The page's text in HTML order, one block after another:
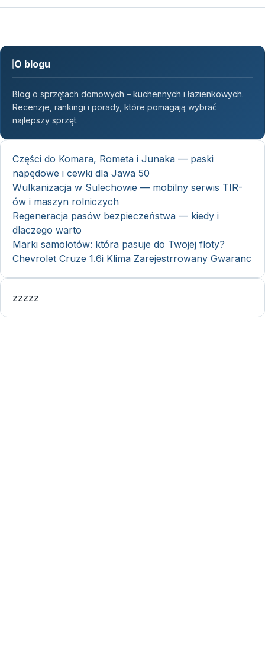
O blogu
Blog o sprzętach domowych – kuchennych i łazienkowych.
Recenzje, rankingi i porady, które pomagają wybrać
najlepszy sprzęt.
Części do Komara, Rometa i Junaka — paski
napędowe i cewki dla Jawa 50
Wulkanizacja w Sulechowie — mobilny serwis TIR-
ów i maszyn rolniczych
Regeneracja pasów bezpieczeństwa — kiedy i
dlaczego warto
Marki samolotów: która pasuje do Twojej floty?
Chevrolet Cruze 1.6i Klima Zarejestrrowany Gwaranc
zzzzz